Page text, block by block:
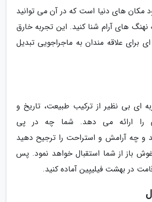
مکان های دنیا است که در آن می توانید
نهنگ های آرام شنا کنید. این تجربه خارق
ای برای علاقه مندان به ماجراجویی تبدیل
ای بی نظیر از ترکیب طبیعت، تاریخ و
را ارائه می دهد. شما چه در پی
و چه آرامش و استراحت را ترجیح دهید
باز از شما استقبال خواهد نمود. پس
در بهشت فیلیپین آماده کنید.